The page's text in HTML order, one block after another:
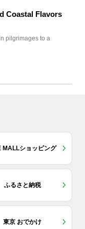
Coastal Flavors
pilgrimages to a
MALLショッピング
ふるさと納税
東京 おでかけ